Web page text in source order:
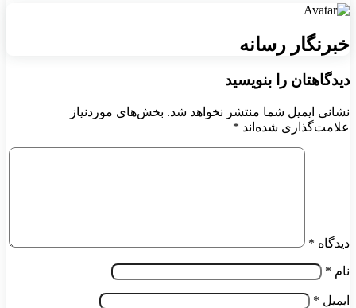
خبرنگار رسانه
دیدگاهتان را بنویسید
نشانی ایمیل شما منتشر نخواهد شد. بخش‌های موردنیاز
علامت‌گذاری شده‌اند *
دیدگاه *
نام *
ایمیل *